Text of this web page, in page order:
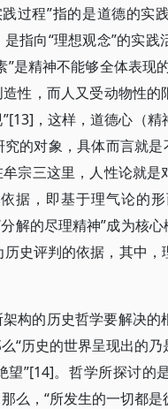
过程”指的是道德的实
指向“理想观念”的实
”是精神不能够全体表
性，而人又受动物性
，这样，道德心（
的对象，具体而言就
宗三这里，人性论就
据，即基于理气论的
解的尽理精神”成为核
史评判的依据，其中
构的历史哲学要解决
“历史的世界呈现出的
”[14]。哲学所探讨的
么，“所发生的一切都